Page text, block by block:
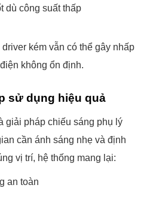
dù công suất thấp
kém vẫn có thể gây nhấp
không ổn định.
sử dụng hiệu quả
giải pháp chiếu sáng phụ lý
cần ánh sáng nhẹ và định
vị trí, hệ thống mang lại:
an toàn